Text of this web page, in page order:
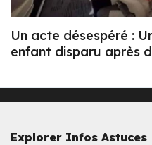
Un acte désespéré :
enfant disparu après
Explorer Infos Astuces